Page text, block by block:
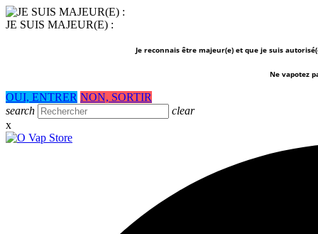
JE SUIS MAJEUR(E) :
Je reconnais être majeur(e) et que je suis
Ne vapotez
OUI, ENTRER NON, SORTIR
search
clear
x